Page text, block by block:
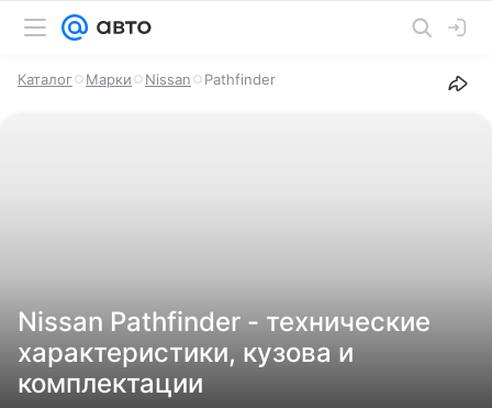
Каталог Марки Nissan Pathfinder
Nissan Pathfinder - технические
характеристики, кузова и
комплектации